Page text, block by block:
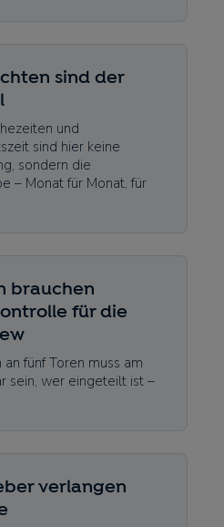
sind der
und
sind hier keine
sondern die
– Monat für Monat, für
brauchen
für die
fünf Toren muss am
sein, wer eingeteilt ist –
verlangen